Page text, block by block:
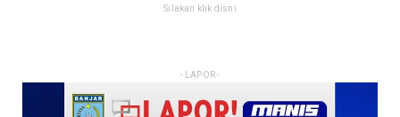
Silakan klik disni
- LAPOR -